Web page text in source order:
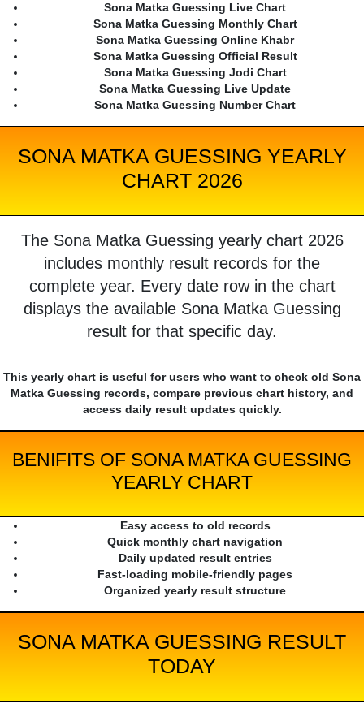
Sona Matka Guessing Live Chart
Sona Matka Guessing Monthly Chart
Sona Matka Guessing Online Khabr
Sona Matka Guessing Official Result
Sona Matka Guessing Jodi Chart
Sona Matka Guessing Live Update
Sona Matka Guessing Number Chart
SONA MATKA GUESSING YEARLY
CHART 2026
The Sona Matka Guessing yearly chart 2026
includes monthly result records for the
complete year. Every date row in the chart
displays the available Sona Matka Guessing
result for that specific day.
This yearly chart is useful for users who want to check old Sona
Matka Guessing records, compare previous chart history, and
access daily result updates quickly.
BENIFITS OF SONA MATKA GUESSING
YEARLY CHART
Easy access to old records
Quick monthly chart navigation
Daily updated result entries
Fast-loading mobile-friendly pages
Organized yearly result structure
SONA MATKA GUESSING RESULT
TODAY